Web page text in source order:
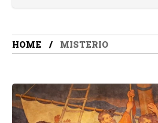
HOME MISTERIO